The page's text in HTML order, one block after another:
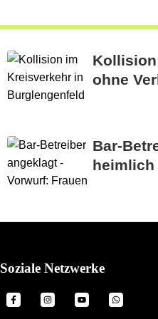
ohne
Bar-
Soziale Netzwerke